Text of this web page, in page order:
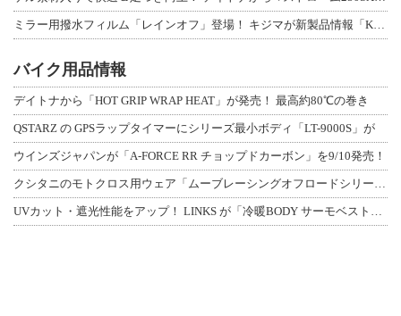
バイク用品情報
デイトナから「HOT GRIP WRAP HEAT」が発売！ 最高約80℃の巻き
QSTARZ の GPSラップタイマーにシリーズ最小ボディ「LT-9000S」が
ウインズジャパンが「A-FORCE RR チョップドカーボン」を9/10発売！